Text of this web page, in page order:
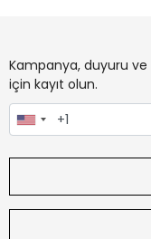
Kampanya, duyuru
için kayıt olun.